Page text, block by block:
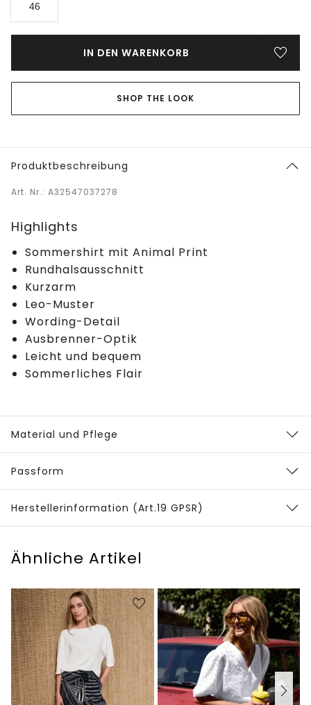
46
IN DEN WARENKORB
SHOP THE LOOK
Produktbeschreibung
Art. Nr.: A32547037278
Highlights
Sommershirt mit Animal Print
Rundhalsausschnitt
Kurzarm
Leo-Muster
Wording-Detail
Ausbrenner-Optik
Leicht und bequem
Sommerliches Flair
Material und Pflege
Passform
Herstellerinformation (Art.19 GPSR)
Ähnliche Artikel